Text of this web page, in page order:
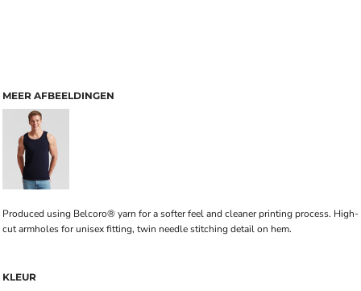
MEER AFBEELDINGEN
Produced using Belcoro® yarn for a softer feel and cleaner printing process. High-
cut armholes for unisex fitting, twin needle stitching detail on hem.
KLEUR